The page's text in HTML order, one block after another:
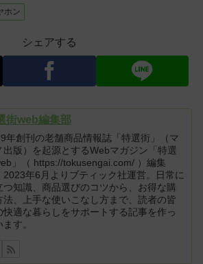
ホン
シェアする
街web編集部
年創刊の老舗商品情報誌「特選街」（マ
出版）を起源とするWebマガジン「特選
」（ https://tokusengai.com/ ）編集
2023年6月よりブティック社運営。日常に
つ知識、商品選びのコツから、お得な購
法、上手な使いこなし方まで、読者の皆
快適な暮らしをサポートする記事を作っ
す。